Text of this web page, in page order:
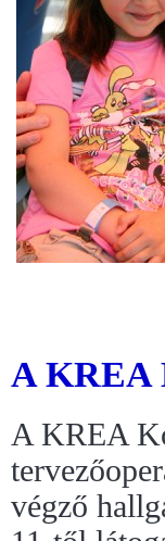
A KREA
A KREA
végző